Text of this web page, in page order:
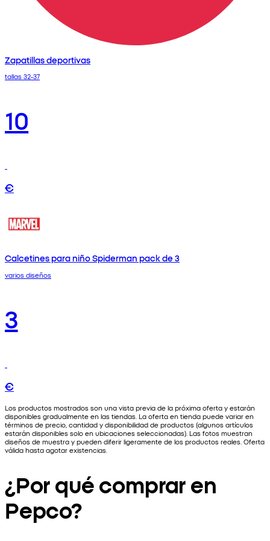
Zapatillas deportivas
tallas 32-37
10
€
Calcetines para niño Spiderman pack de 3
varios diseños
3
€
Los productos mostrados son una vista previa de la próxima oferta y estarán
disponibles gradualmente en las tiendas. La oferta en tienda puede variar en
términos de precio, cantidad y disponibilidad de productos (algunos artículos
estarán disponibles solo en ubicaciones seleccionadas). Las fotos muestran
diseños de muestra y pueden diferir ligeramente de los productos reales. Oferta
válida hasta agotar existencias.
¿Por qué comprar en
Pepco?